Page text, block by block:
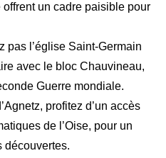
un cadre paisible pour
pas l’église Saint-Germain
avec le bloc Chauvineau,
Guerre mondiale.
profitez d’un accès
de l’Oise, pour un
découvertes.